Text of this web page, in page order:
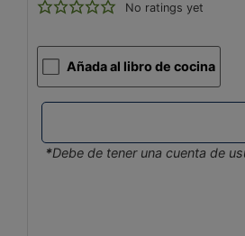
No ratings yet
Añada al libro de cocina
*Debe de tener una cuenta de